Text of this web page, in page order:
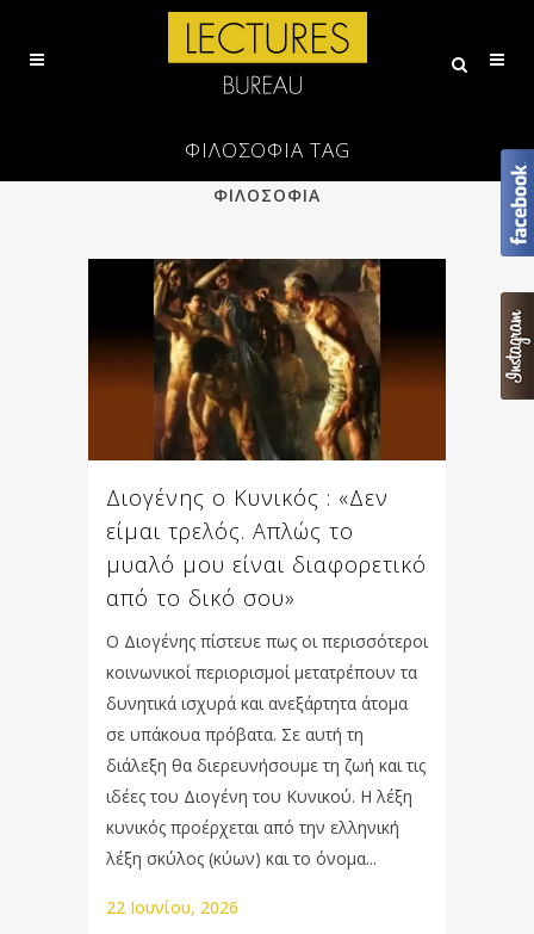
ΦΙΛΟΣΟΦΊΑ TAG
ΕΠΙΣΤΗΜΗ
ΠΟΙΗΣΗ
ΦΙΛΟΣΟΦΙΑ
Διογένης ο Κυνικός : «Δεν
είμαι τρελός. Απλώς το
μυαλό μου είναι διαφορετικό
από το δικό σου»
Ο Διογένης πίστευε πως οι περισσότεροι
κοινωνικοί περιορισμοί μετατρέπουν τα
δυνητικά ισχυρά και ανεξάρτητα άτομα
σε υπάκουα πρόβατα. Σε αυτή τη
διάλεξη θα διερευνήσουμε τη ζωή και τις
ιδέες του Διογένη του Κυνικού. Η λέξη
κυνικός προέρχεται από την ελληνική
λέξη σκύλος (κύων) και το όνομα...
22 Ιουνίου, 2026